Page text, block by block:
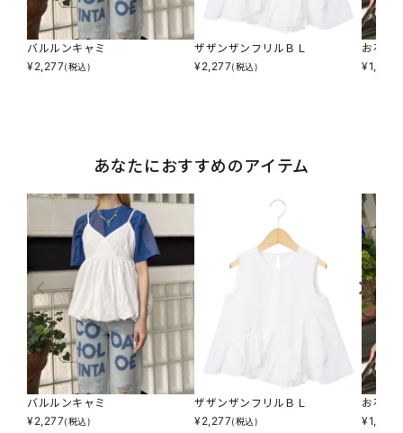
バルルンキャミ
¥2,277(税込)
ザザンザンフリルＢＬ
¥2,277(税込)
お花つ
¥1,947
あなたにおすすめのアイテム
バルルンキャミ
¥2,277(税込)
ザザンザンフリルＢＬ
¥2,277(税込)
お花つ
¥1,947